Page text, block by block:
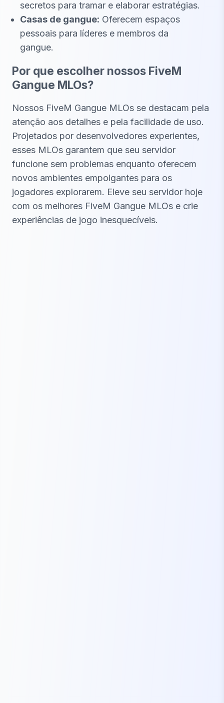
secretos para tramar e elaborar estratégias.
Casas de gangue: Oferecem espaços
pessoais para líderes e membros da
gangue.
Por que escolher nossos FiveM
Gangue MLOs?
Nossos FiveM Gangue MLOs se destacam pela
atenção aos detalhes e pela facilidade de uso.
Projetados por desenvolvedores experientes,
esses MLOs garantem que seu servidor
funcione sem problemas enquanto oferecem
novos ambientes empolgantes para os
jogadores explorarem. Eleve seu servidor hoje
com os melhores FiveM Gangue MLOs e crie
experiências de jogo inesquecíveis.